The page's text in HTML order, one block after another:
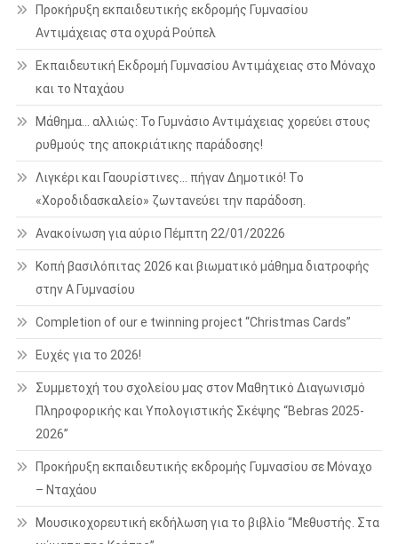
Προκήρυξη εκπαιδευτικής εκδρομής Γυμνασίου
Αντιμάχειας στα οχυρά Ρούπελ
Εκπαιδευτική Εκδρομή Γυμνασίου Αντιμάχειας στο Μόναχο
και το Νταχάου
Μάθημα… αλλιώς: Το Γυμνάσιο Αντιμάχειας χορεύει στους
ρυθμούς της αποκριάτικης παράδοσης!
Λιγκέρι και Γαουρίστινες… πήγαν Δημοτικό! Το
«Χοροδιδασκαλείο» ζωντανεύει την παράδοση.
Ανακοίνωση για αύριο Πέμπτη 22/01/20226
Κοπή βασιλόπιτας 2026 και βιωματικό μάθημα διατροφής
στην Α Γυμνασίου
Completion of our e twinning project “Christmas Cards”
Ευχές για το 2026!
Συμμετοχή του σχολείου μας στον Μαθητικό Διαγωνισμό
Πληροφορικής και Υπολογιστικής Σκέψης “Bebras 2025-
2026”
Προκήρυξη εκπαιδευτικής εκδρομής Γυμνασίου σε Μόναχο
– Νταχάου
Μουσικοχορευτική εκδήλωση για το βιβλίο “Μεθυστής. Στα